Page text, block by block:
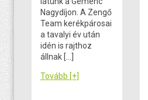
Nagydíjon. A Zengő
Team kerékpárosai
a tavalyi év után
idén is rajthoz
állnak […]
Tovább [+]